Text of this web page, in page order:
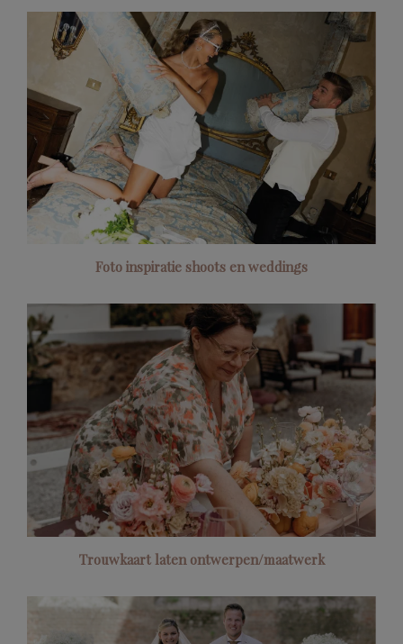
Foto inspiratie shoots en weddings
Trouwkaart laten ontwerpen/maatwerk